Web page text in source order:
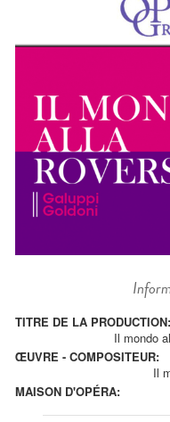
TITRE DE LA PRODUCTION:
Il mondo
ŒUVRE - COMPOSITEUR:
Il
MAISON D'OPÉRA: